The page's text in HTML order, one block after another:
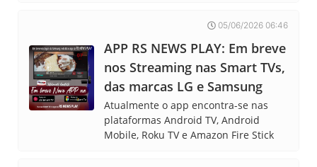
05/06/2026 06:46
APP RS NEWS PLAY: Em breve
nos Streaming nas Smart TVs,
das marcas LG e Samsung
Atualmente o app encontra-se nas
plataformas Android TV, Android
Mobile, Roku TV e Amazon Fire Stick